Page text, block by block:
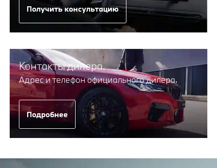
Получить консультацию
Контакты дилера.
Адрес и телефон официального дилера.
Подробнее